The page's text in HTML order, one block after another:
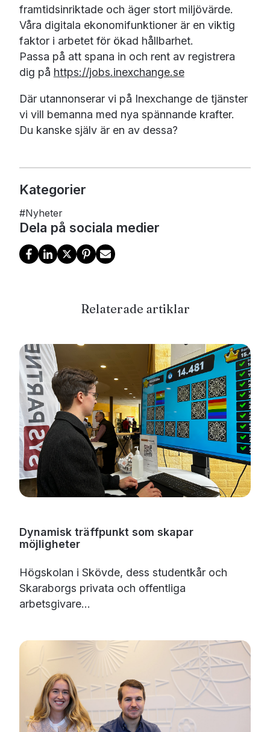
framtidsinriktade och äger stort miljövärde.
Våra digitala ekonomifunktioner är en viktig
faktor i arbetet för ökad hållbarhet.
Passa på att spana in och rent av registrera
dig på https://jobs.inexchange.se
Där utannonserar vi på Inexchange de tjänster
vi vill bemanna med nya spännande krafter.
Du kanske själv är en av dessa?
Kategorier
#Nyheter
Dela på sociala medier
Relaterade artiklar
Dynamisk träffpunkt som skapar
möjligheter
Högskolan i Skövde, dess studentkår och
Skaraborgs privata och offentliga
arbetsgivare...